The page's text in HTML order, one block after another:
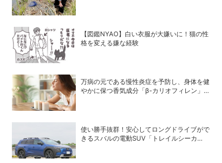
【図鑑NYAO】白い衣服が大嫌いに！猫の性
格を変える嫌な経験
万病の元である慢性炎症を予防し、身体を健
やかに保つ香気成分「β-カリオフィレン」
使い勝手抜群！安心してロングドライブがで
きるスバルの電動SUV「トレイルシーカ